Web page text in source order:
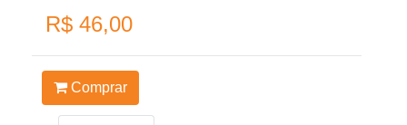
R$ 46,00
Comprar